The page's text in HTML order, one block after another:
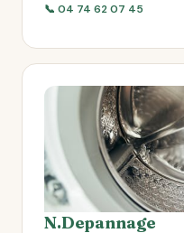
📞 04 74 62 07 45
N.Depannage